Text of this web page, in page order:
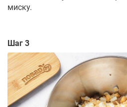
миску.
Шаг 3